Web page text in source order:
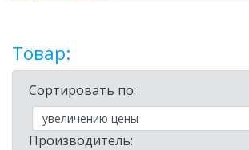
Товар:
Сортировать по:
Производитель: